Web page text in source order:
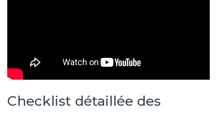
Checklist détaillée des